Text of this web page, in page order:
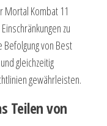
Mortal Kombat 11
zu
von Best
gleichzeitig
gewährleisten.
Teilen von